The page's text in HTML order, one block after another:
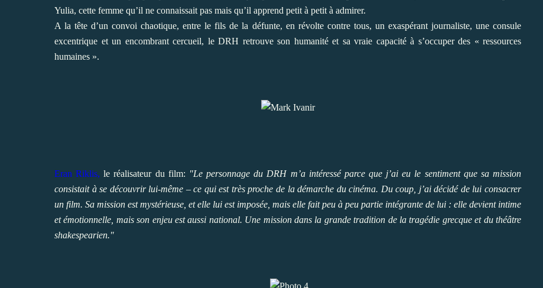
Yulia, cette femme qu’il ne connaissait pas mais qu’il apprend petit à petit à admirer.
A la tête d’un convoi chaotique, entre le fils de la défunte, en révolte contre tous, un exaspérant journaliste, une consule
excentrique et un encombrant cercueil, le DRH retrouve son humanité et sa vraie capacité à s’occuper des « ressources
humaines ».
Eran Riklis, le réalisateur du film: "Le personnage du DRH m’a intéressé parce que j’ai eu le sentiment que sa mission
consistait à se découvrir lui-même – ce qui est très proche de la démarche du cinéma. Du coup, j’ai décidé de lui consacrer
un film. Sa mission est mystérieuse, et elle lui est imposée, mais elle fait peu à peu partie intégrante de lui : elle devient intime
et émotionnelle, mais son enjeu est aussi national. Une mission dans la grande tradition de la tragédie grecque et du théâtre
shakespearien."